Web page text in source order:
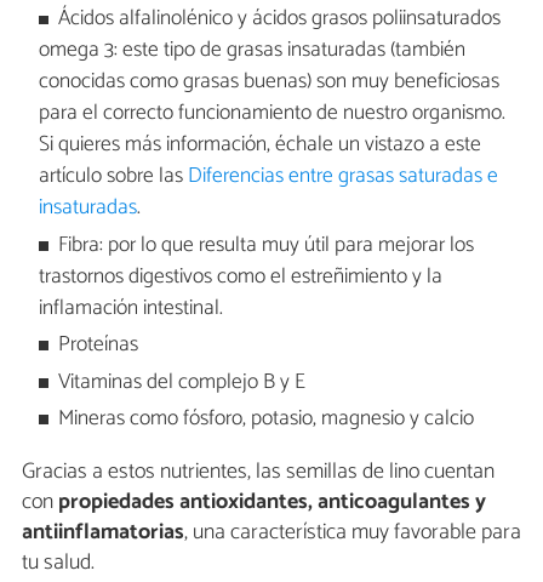
Ácidos alfalinolénico y ácidos grasos poliinsaturados
omega 3: este tipo de grasas insaturadas (también
conocidas como grasas buenas) son muy beneficiosas
para el correcto funcionamiento de nuestro organismo.
Si quieres más información, échale un vistazo a este
artículo sobre lasDiferencias entre grasas saturadas e
insaturadas.
Fibra: por lo que resulta muy útil para mejorar los
trastornos digestivos como el estreñimiento y la
inflamación intestinal.
Proteínas
Vitaminas del complejo B y E
Mineras como fósforo, potasio, magnesio y calcio
Gracias a estos nutrientes, las semillas de lino cuentan
conpropiedades antioxidantes, anticoagulantes y
antiinflamatorias, una característica muy favorable para
tu salud.